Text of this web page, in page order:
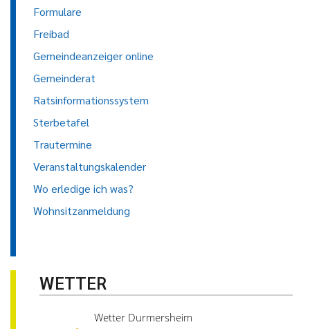
Formulare
Freibad
Gemeindeanzeiger online
Gemeinderat
Ratsinformationssystem
Sterbetafel
Trautermine
Veranstaltungskalender
Wo erledige ich was?
Wohnsitzanmeldung
WETTER
Wetter Durmersheim